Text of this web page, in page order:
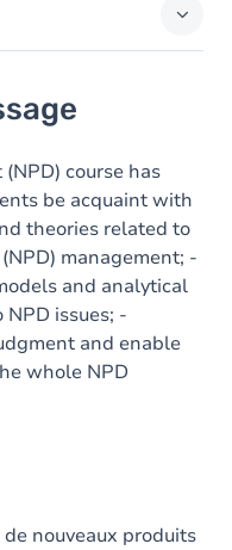
course has
be acquaint with
theories related to
management; -
and analytical
issues; -
and enable
whole NPD
nouveaux produits